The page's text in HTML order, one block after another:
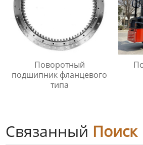
Поворотный
подшипник фланцевого
типа
Связанный Поиск